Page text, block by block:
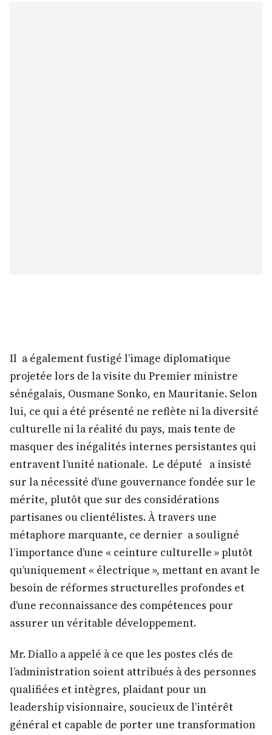
Il a également fustigé l’image diplomatique
projetée lors de la visite du Premier ministre
sénégalais, Ousmane Sonko, en Mauritanie. Selon
lui, ce qui a été présenté ne reflète ni la diversité
culturelle ni la réalité du pays, mais tente de
masquer des inégalités internes persistantes qui
entravent l’unité nationale. Le député a insisté
sur la nécessité d’une gouvernance fondée sur le
mérite, plutôt que sur des considérations
partisanes ou clientélistes. À travers une
métaphore marquante, ce dernier a souligné
l’importance d’une « ceinture culturelle » plutôt
qu’uniquement « électrique », mettant en avant le
besoin de réformes structurelles profondes et
d’une reconnaissance des compétences pour
assurer un véritable développement.
Mr. Diallo a appelé à ce que les postes clés de
l’administration soient attribués à des personnes
qualifiées et intègres, plaidant pour un
leadership visionnaire, soucieux de l’intérêt
général et capable de porter une transformation